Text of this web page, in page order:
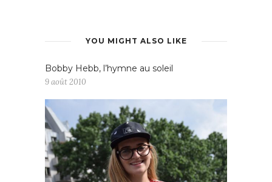
YOU MIGHT ALSO LIKE
Bobby Hebb, l’hymne au soleil
9 août 2010